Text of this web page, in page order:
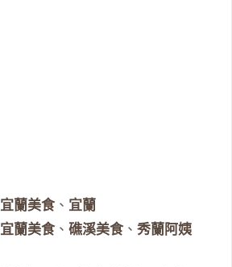
宜蘭美食、 宜蘭
宜蘭美食、礁溪美食、秀蘭阿姨